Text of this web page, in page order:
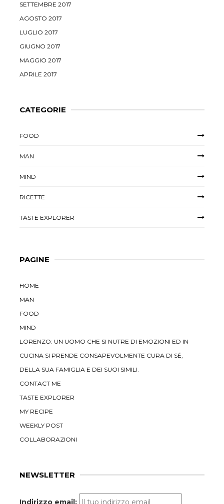
SETTEMBRE 2017
AGOSTO 2017
LUGLIO 2017
GIUGNO 2017
MAGGIO 2017
APRILE 2017
CATEGORIE
FOOD
MAN
MIND
RICETTE
TASTE EXPLORER
PAGINE
HOME
MAN
FOOD
MIND
LORENZO: UN UOMO CHE SI NUTRE DI EMOZIONI ED IN
CUCINA SI PRENDE CONSAPEVOLMENTE CURA DI SÉ,
DELLA SUA FAMIGLIA E DEI SUOI SIMILI.
CONTACT ME
TASTE EXPLORER
MY RECIPE
WEEKLY POST
COLLABORAZIONI
NEWSLETTER
Indirizzo email: